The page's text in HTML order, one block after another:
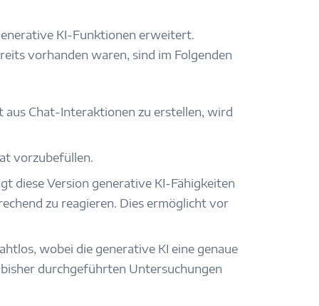
KI-Funktionen erweitert.
vorhanden waren, sind im Folgenden
aus Chat-Interaktionen zu erstellen, wird
vorzubefüllen.
diese Version generative KI-Fähigkeiten
zu reagieren. Dies ermöglicht vor
wobei die generative KI eine genaue
durchgeführten Untersuchungen